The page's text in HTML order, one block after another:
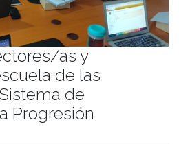
as y
de las
de
Progresión